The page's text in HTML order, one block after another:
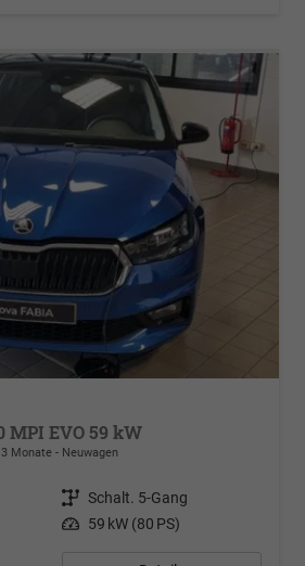
MPI EVO 59 kW
3 Monate Neuwagen
Getriebe Schalt. 5-Gang
Leistung 59 kW (80 PS)